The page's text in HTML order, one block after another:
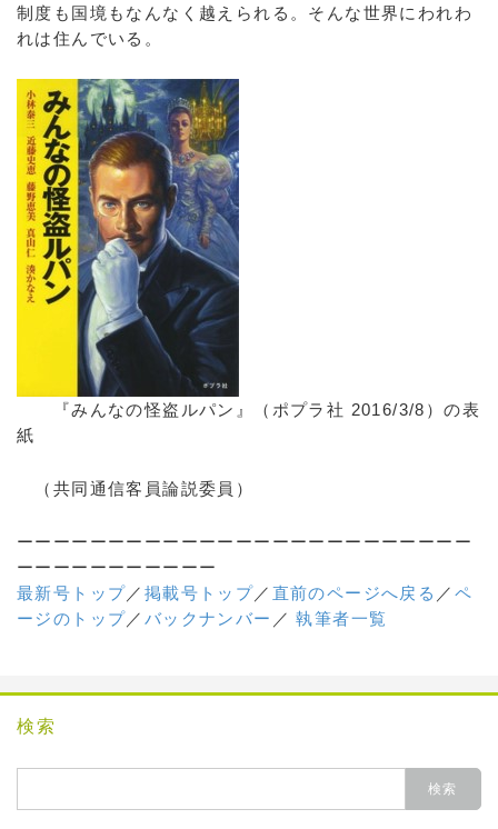
制度も国境もなんなく越えられる。そんな世界にわれわ
れは住んでいる。
『みんなの怪盗ルパン』（ポプラ社 2016/3/8）の表
紙
（共同通信客員論説委員）
ーーーーーーーーーーーーーーーーーーーーーーーーー
ーーーーーーーーーーー
最新号トップ／ 掲載号トップ／ 直前のページへ戻る ／ ペ
ージのトップ／ バックナンバー ／執筆者一覧
検索